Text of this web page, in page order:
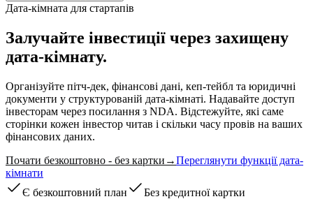
Дата-кімната для стартапів
Залучайте інвестиції через захищену
дата-кімнату.
Організуйте пітч-дек, фінансові дані, кеп-тейбл та юридичні
документи у структурованій дата-кімнаті. Надавайте доступ
інвесторам через посилання з NDA. Відстежуйте, які саме
сторінки кожен інвестор читав і скільки часу провів на ваших
фінансових даних.
Почати безкоштовно - без картки →Переглянути функції дата-
кімнати
Є безкоштовний план
Без кредитної картки